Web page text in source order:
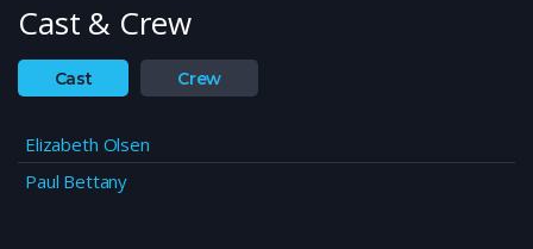
Cast & Crew
Cast Crew
Elizabeth Olsen
Paul Bettany